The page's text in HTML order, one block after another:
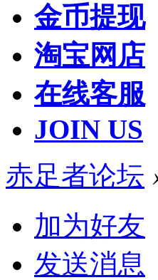
金币提现
淘宝网店
在线客服
JOIN US
赤足者论坛
加为好友
发送消息